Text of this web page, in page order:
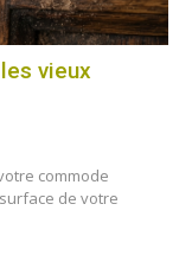
vieux
commode
de votre